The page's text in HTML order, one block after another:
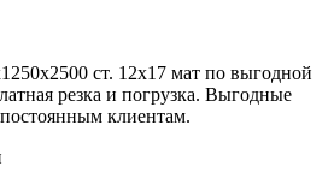
ст. 12х17 мат по выгодной
резка и погрузка. Выгодные
клиентам.